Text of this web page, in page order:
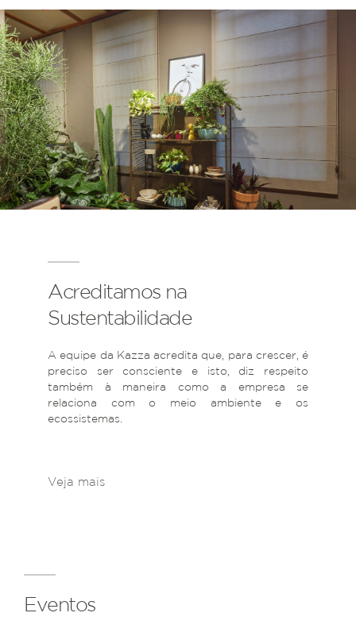
Acreditamos na
Sustentabilidade
A equipe da Kazza acredita que, para crescer, é
preciso ser consciente e isto, diz respeito
também à maneira como a empresa se
relaciona com o meio ambiente e os
ecossistemas.
Veja mais
Eventos